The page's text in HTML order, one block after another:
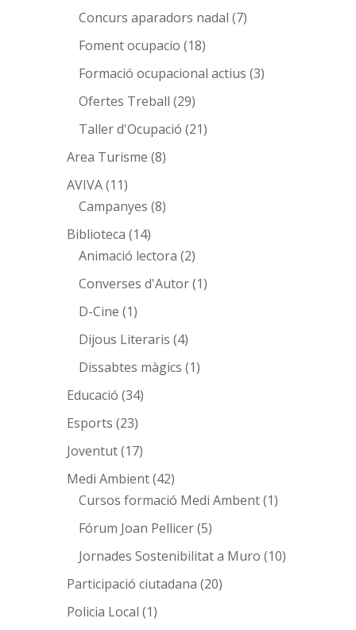
Concurs aparadors nadal (7)
Foment ocupacio (18)
Formació ocupacional actius (3)
Ofertes Treball (29)
Taller d'Ocupació (21)
Area Turisme (8)
AVIVA(11)
Campanyes (8)
Biblioteca (14)
Animació lectora (2)
Converses d'Autor(1)
D-Cine (1)
Dijous Literaris (4)
Dissabtes màgics (1)
Educació (34)
Esports (23)
Joventut(17)
Medi Ambient(42)
Cursos formació Medi Ambent(1)
Fórum Joan Pellicer(5)
Jornades Sostenibilitat a Muro (10)
Participació ciutadana (20)
Policia Local (1)